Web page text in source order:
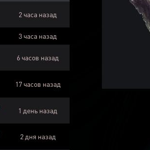
2 часа назад
3 часа назад
6 часов назад
17 часов назад
1 день назад
2 дня назад